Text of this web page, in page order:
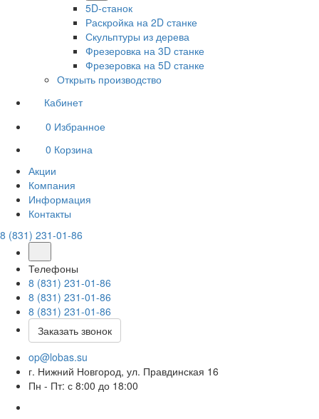
5D-станок
Раскройка на 2D станке
Скульптуры из дерева
Фрезеровка на 3D станке
Фрезеровка на 5D станке
Открыть производство
Кабинет
0 Избранное
0 Корзина
Акции
Компания
Информация
Контакты
8 (831) 231-01-86
Телефоны
8 (831) 231-01-86
8 (831) 231-01-86
8 (831) 231-01-86
Заказать звонок
op@lobas.su
г. Нижний Новгород, ул. Правдинская 16
Пн - Пт: с 8:00 до 18:00